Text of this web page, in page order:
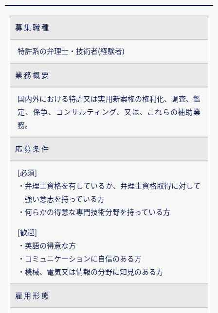
募集職種
特許系の弁理士・技術者(経験者)
業務概要
国内外における特許又は実用新案権の権利化、調査、鑑
定、係争、コンサルティング、又は、これらの補助業
務。
応募条件
[必須]
・弁理士資格を有しているか、弁理士資格取得に対して
強い意志を持っている方
・何らかの得意な専門技術分野を持っている方
[歓迎]
・英語の得意な方
・コミュニケーションに自信のある方
・機械、電気又は情報の分野に知見のある方
雇用形態